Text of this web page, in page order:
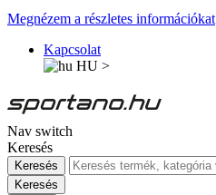
Megnézem a részletes információkat
Kapcsolat
HU >
Nav switch
Keresés
Keresés
Keresés